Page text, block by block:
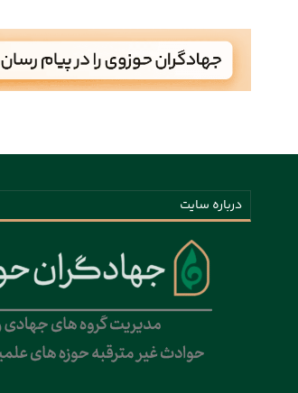
درباره سایت